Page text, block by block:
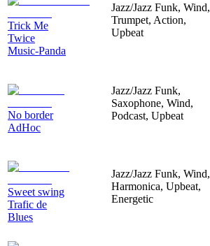
Trick Me
Twice
Music-Panda
Jazz/Jazz Funk, Wind,
Trumpet, Action,
Upbeat
No border
AdHoc
Jazz/Jazz Funk,
Saxophone, Wind,
Podcast, Upbeat
Sweet swing
Trafic de
Blues
Jazz/Jazz Funk, Wind,
Harmonica, Upbeat,
Energetic